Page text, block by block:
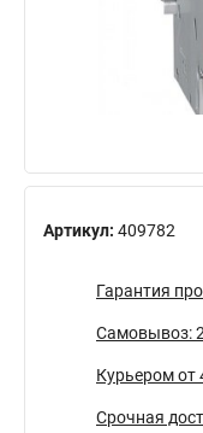
Артикул: 409782
Гарантия
Самовывоз:
Курьером от
Срочная